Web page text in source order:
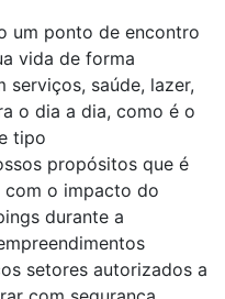
um ponto de encontro
vida de forma
serviços, saúde, lazer,
o dia a dia, como é o
tipo
propósitos que é
com o impacto do
durante a
setores autorizados a